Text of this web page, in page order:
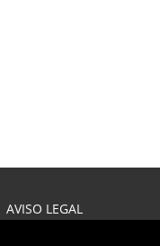
AVISO LEGAL